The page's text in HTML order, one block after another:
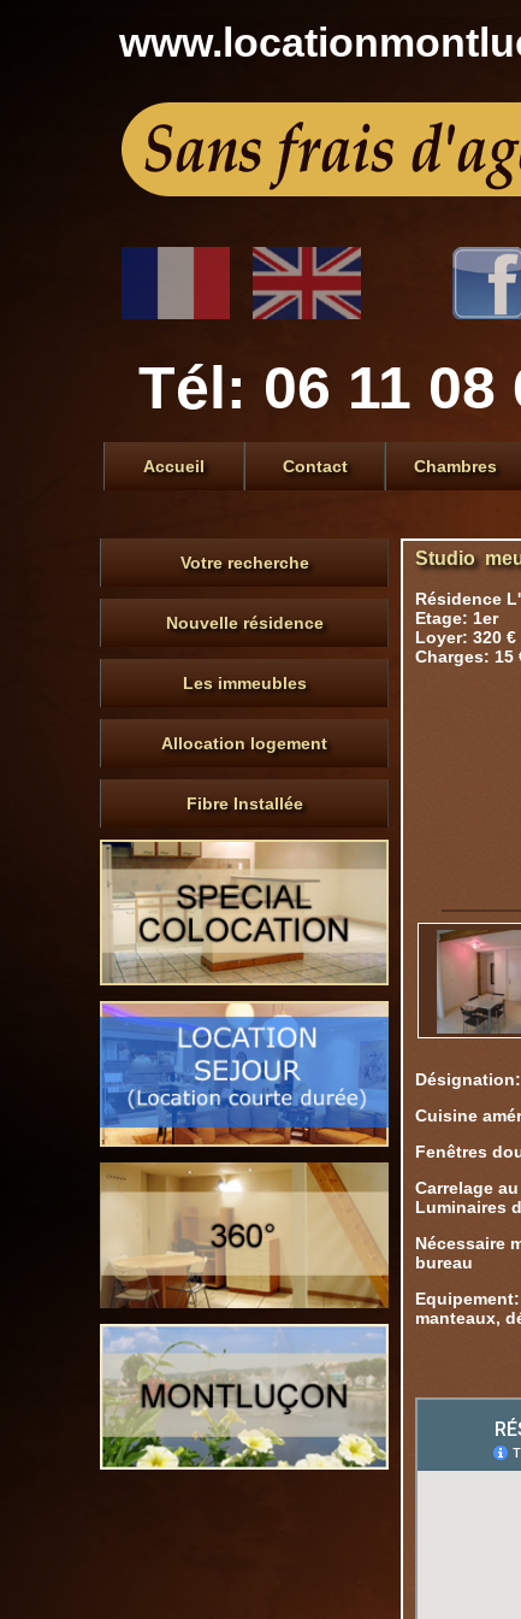
Tél: 06 11 08
Accueil Contact Chambres
Studio
Résidence
Etage: 1er
Loyer: 320 €
Charges: 15
Cuisine
Fenêtres
Carrelage
Luminaires
Nécessaire
bureau
manteaux,
Votre recherche
Nouvelle résidence
Les immeubles
Allocation logement
Fibre Installée